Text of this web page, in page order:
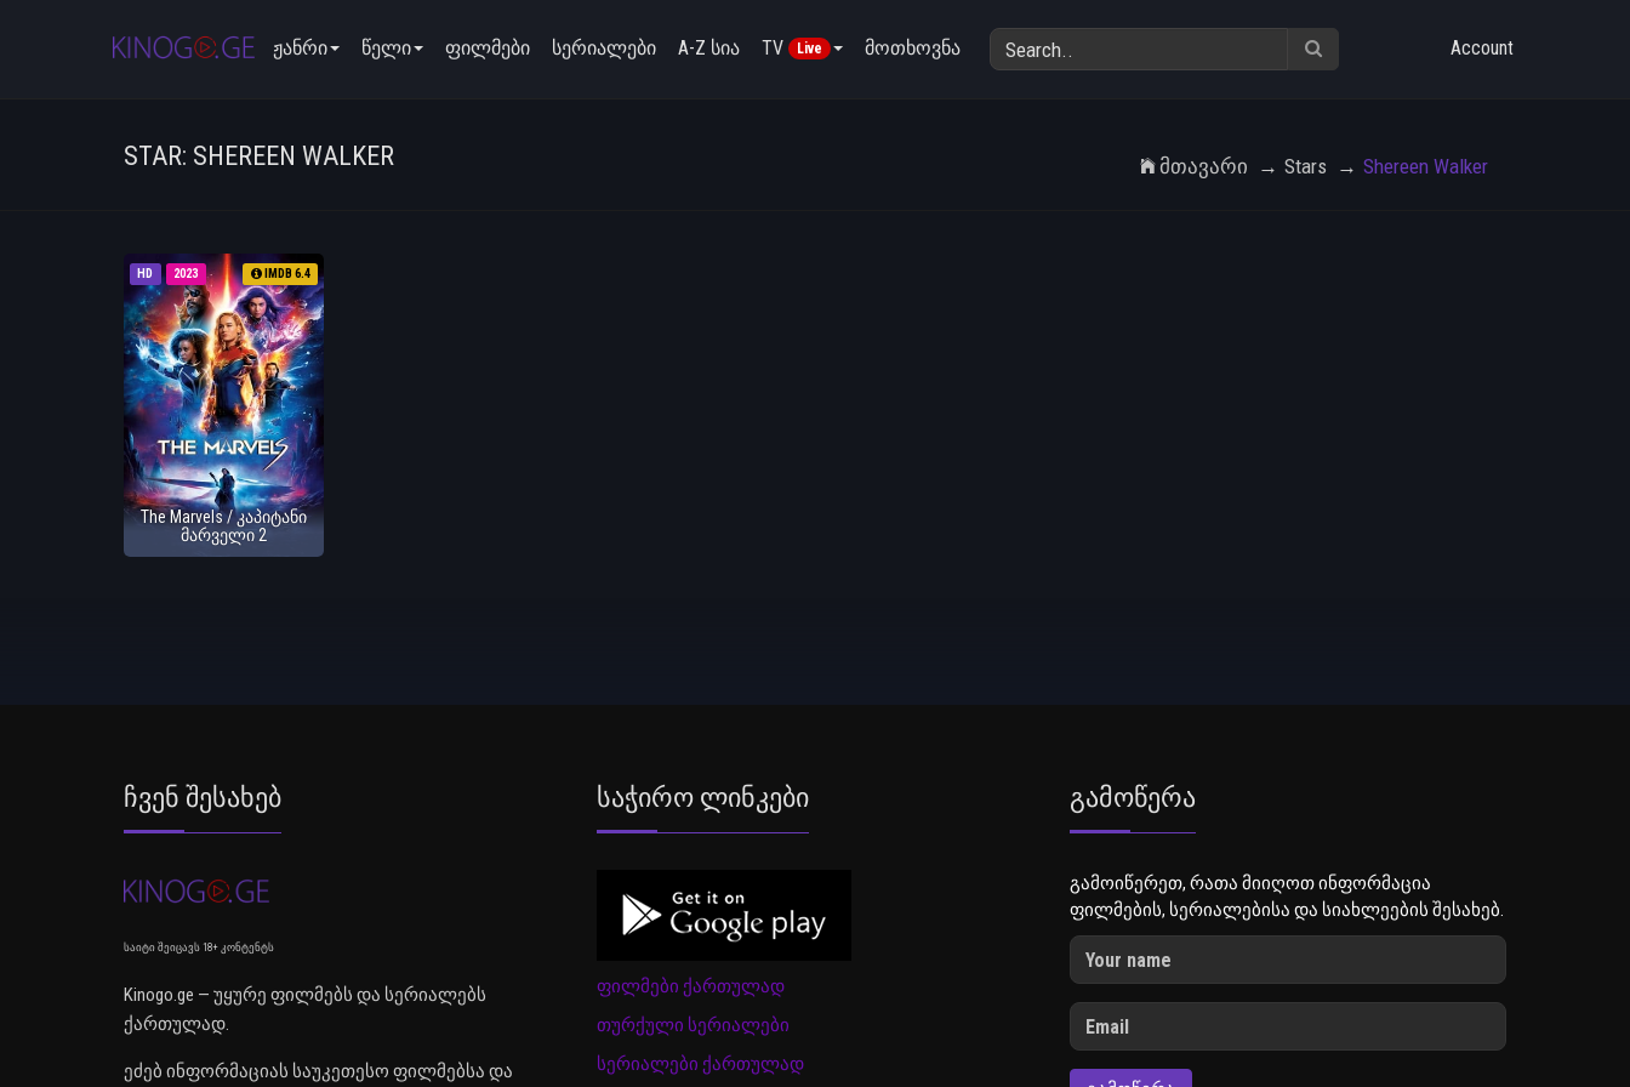
ჟანრი წელი ფილმები სერიალები A-Z სია TV Live მოთხოვნა Account
STAR: SHEREEN WALKER Მთავარი Stars Shereen Walker
HD 2023 IMDB 6.4
The Marvels / კაპიტანი
მარველი 2
Ჩვენ Შესახებ
საიტი შეიცავს 18+ კონტენტს
Kinogo.ge — უყურე ფილმებს და სერიალებს
ქართულად.
ეძებ ინფორმაციას საუკეთესო ფილმებსა და
Საჭირო Ლინკები
ფილმები ქართულად
თურქული სერიალები
სერიალები ქართულად
Გამოწერა
გამოიწერეთ, რათა მიიღოთ ინფორმაცია
ფილმების, სერიალებისა და სიახლეების შესახებ.